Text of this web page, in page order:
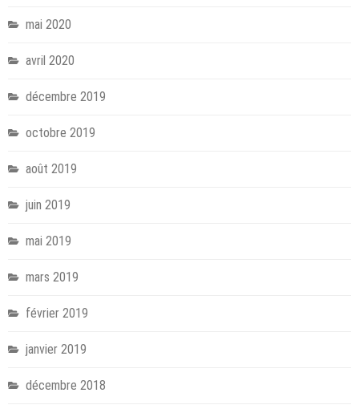
mai 2020
avril 2020
décembre 2019
octobre 2019
août 2019
juin 2019
mai 2019
mars 2019
février 2019
janvier 2019
décembre 2018